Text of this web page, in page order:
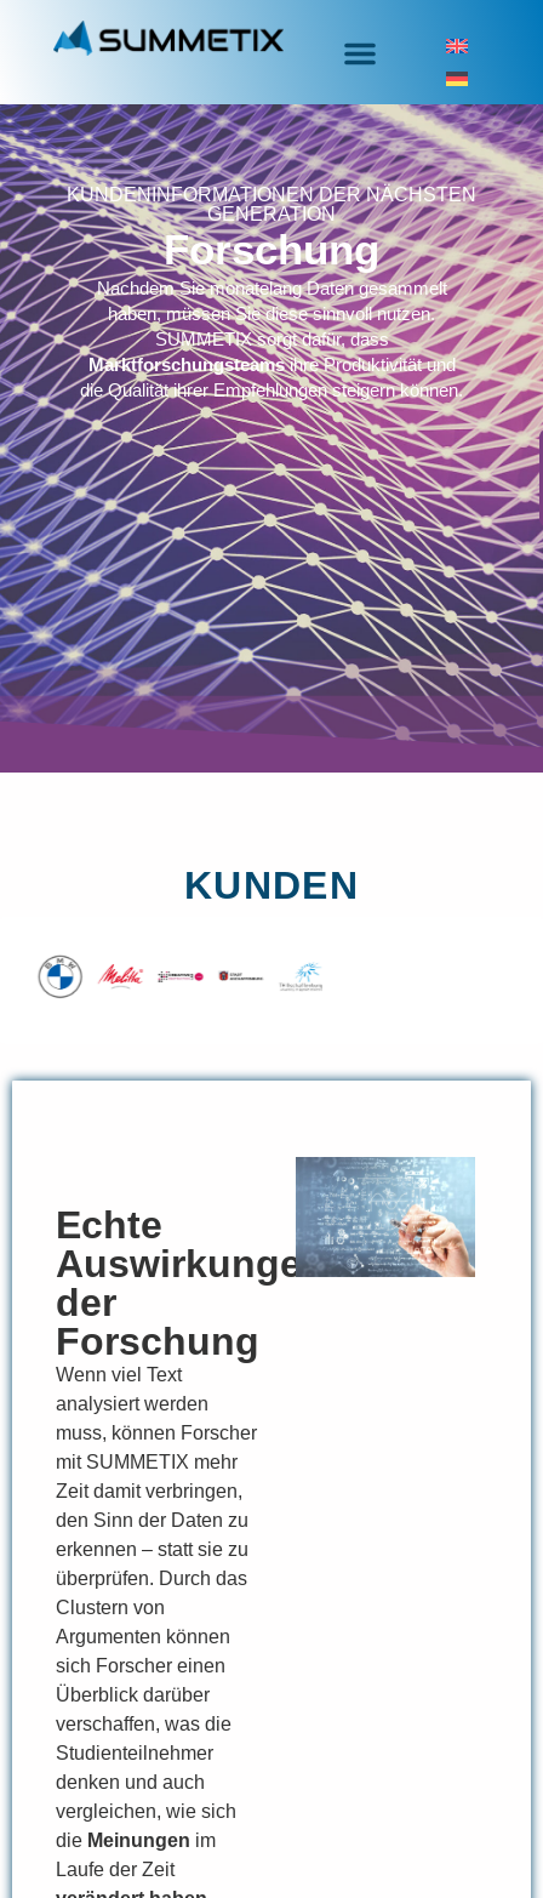
KUNDENINFORMATIONEN DER NÄCHSTEN
GENERATION
Forschung
Nachdem Sie monatelang Daten gesammelt
haben, müssen Sie diese sinnvoll nutzen.
SUMMETIX sorgt dafür, dass
Marktforschungsteamsihre Produktivität und
die Qualität ihrer Empfehlungen steigern können.
KUNDEN
Echte
Auswirkungen
der
Forschung
Wenn viel Text
analysiert werden
muss, können Forscher
mit SUMMETIX mehr
Zeit damit verbringen,
den Sinn der Daten zu
erkennen – statt sie zu
überprüfen. Durch das
Clustern von
Argumenten können
sich Forscher einen
Überblick darüber
verschaffen, was die
Studienteilnehmer
denken und auch
vergleichen, wie sich
die Meinungen im
Laufe der Zeit